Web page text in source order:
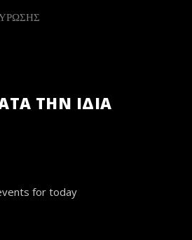
ΤΗΝ ΙΔΙΑ
for today